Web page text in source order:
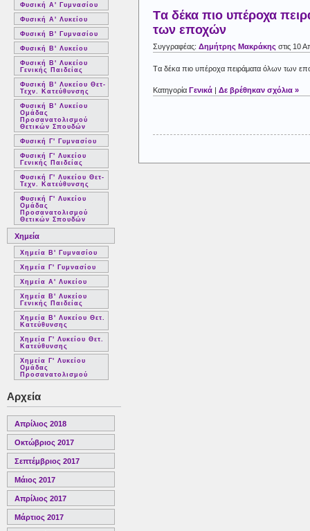
Φυσική Α' Γυμνασίου
Φυσική Α' Λυκείου
Φυσική Β' Γυμνασίου
Φυσική Β' Λυκείου
Φυσική Β' Λυκείου
Γενικής Παιδείας
Φυσική Β' Λυκείου Θετ-
Τεχν. Κατεύθυνσης
Φυσική Β' Λυκείου
Ομάδας
Προσανατολισμού
Θετικών Σπουδών
Φυσική Γ' Γυμνασίου
Φυσική Γ' Λυκείου
Γενικής Παιδείας
Φυσική Γ' Λυκείου Θετ-
Τεχν. Κατεύθυνσης
Φυσική Γ' Λυκείου
Ομάδας
Προσανατολισμού
Θετικών Σπουδών
Χημεία
Χημεία Β' Γυμνασίου
Χημεία Γ' Γυμνασίου
Χημεία Α' Λυκείου
Χημεία Β' Λυκείου
Γενικής Παιδείας
Χημεία Β' Λυκείου Θετ.
Κατεύθυνσης
Χημεία Γ' Λυκείου Θετ.
Κατεύθυνσης
Χημεία Γ' Λυκείου
Ομάδας
Προσανατολισμού
Αρχεία
Απρίλιος 2018
Οκτώβριος 2017
Σεπτέμβριος 2017
Μάιος 2017
Απρίλιος 2017
Μάρτιος 2017
Tα δέκα πιο υπέροχα
των εποχών
Συγγραφέας: Δημήτρης Μακράκης στις 10
Tα δέκα πιο υπέροχα πειράματα όλων των
Κατηγορία Γενικά | Δε βρέθηκαν σχόλια »